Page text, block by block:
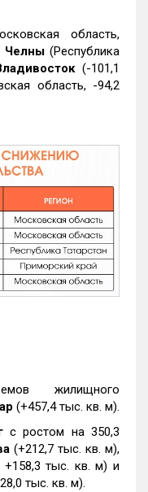
область,
Челны(Республика
(-101,1
область, -94,2
жилищного
(+457,4 тыс. кв. м).
с ростом на 350,3
(+212,7 тыс. кв. м),
+158,3 тыс. кв. м) и
тыс. кв. м).